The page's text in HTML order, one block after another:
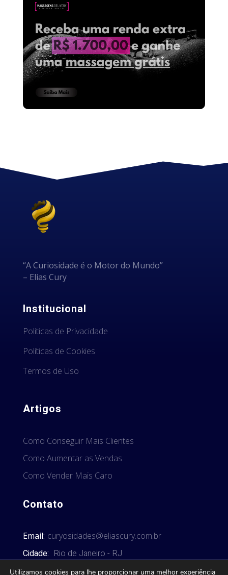
“A Curiosidade é o Motor do Mundo”
– Elias Cury
Institucional
Politicas de Privacidade
Políticas de Cookies
Termos de Uso
Artigos
Como Conseguir Mais Clientes
Como Aumentar as Vendas
Como Vender Mais Caro
Contato
Email: curyosidades@eliascury.com.br
Cidade: Rio de Janeiro - RJ
Utilizamos cookies para lhe proporcionar uma melhor experiência